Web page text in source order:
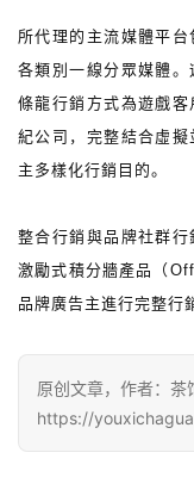
业
界
手
机
机
所代理的主流媒體平
各類別一線分眾媒體
條龍行銷方式為遊戲
紀公司，完整結合虛
主多樣化行銷目的。
整合行銷與品牌社群
激勵式積分牆產品（
品牌廣告主進行完整行
原创文章，作者：茶
https://